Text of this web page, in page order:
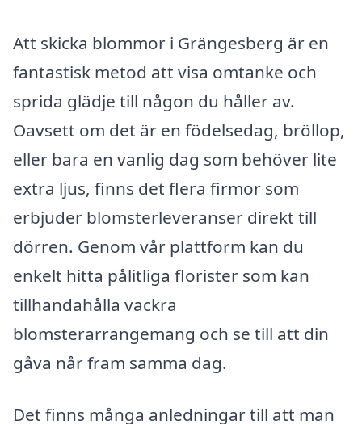
Att skicka blommor i Grängesberg är en
fantastisk metod att visa omtanke och
sprida glädje till någon du håller av.
Oavsett om det är en födelsedag, bröllop,
eller bara en vanlig dag som behöver lite
extra ljus, finns det flera firmor som
erbjuder blomsterleveranser direkt till
dörren. Genom vår plattform kan du
enkelt hitta pålitliga florister som kan
tillhandahålla vackra
blomsterarrangemang och se till att din
gåva når fram samma dag.
Det finns många anledningar till att man